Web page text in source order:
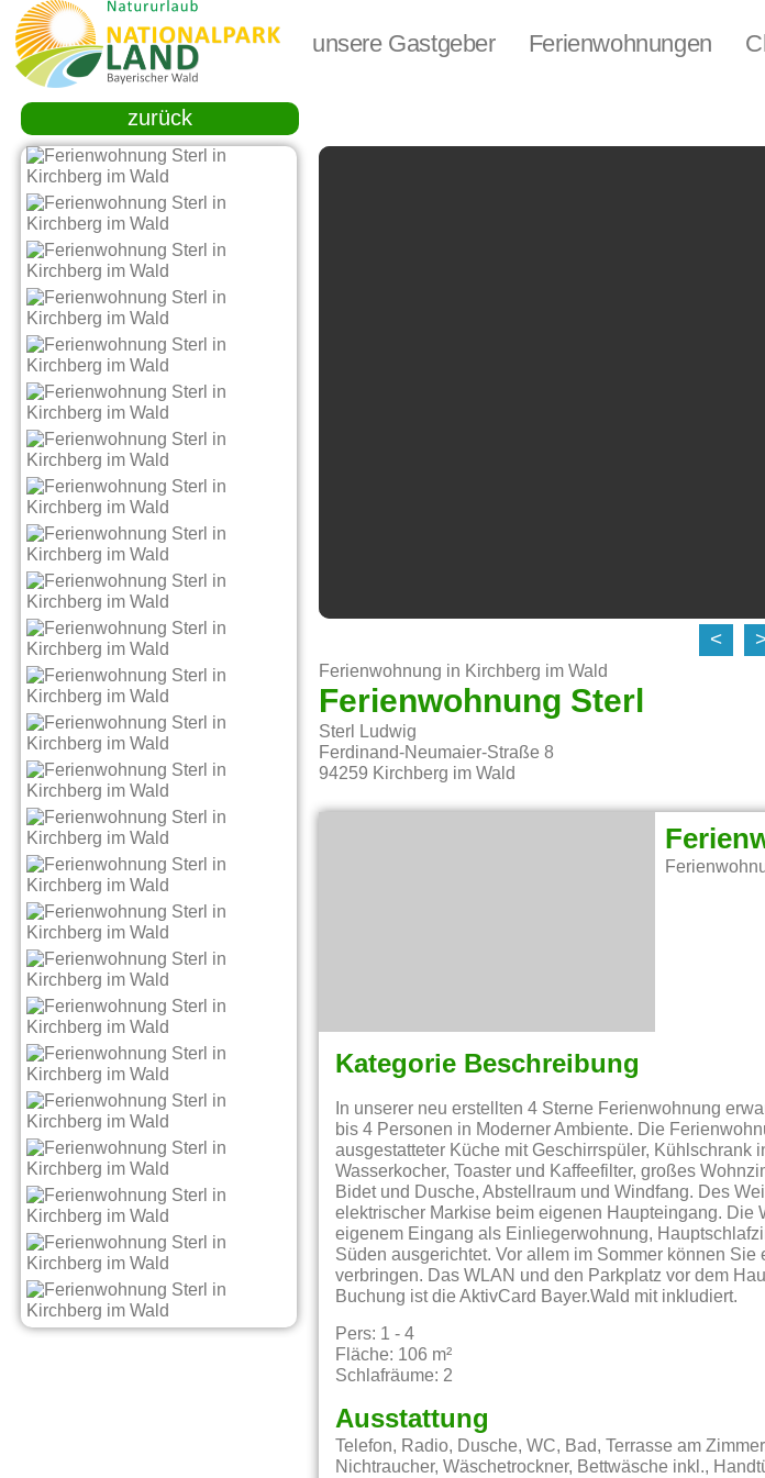
unsere Gastgeber Ferienwohnungen
zurück
<
Ferienwohnung in Kirchberg im Wald
Ferienwohnung Sterl
Sterl Ludwig
Ferdinand-Neumaier-Straße 8
94259 Kirchberg im Wald
Kategorie Beschreibung
In unserer neu erstellten 4 Sterne Ferienwohnung
bis 4 Personen in Moderner Ambiente. Die
ausgestatteter Küche mit Geschirrspüler, Kühlschrank
Wasserkocher, Toaster und Kaffeefilter, großes
Bidet und Dusche, Abstellraum und Windfang. Des
elektrischer Markise beim eigenen Haupteingang. Die
eigenem Eingang als Einliegerwohnung,
Süden ausgerichtet. Vor allem im Sommer können
verbringen. Das WLAN und den Parkplatz vor dem
Buchung ist die AktivCard Bayer.Wald mit inkludiert.
Pers: 1 - 4
Fläche: 106 m²
Schlafräume: 2
Ausstattung
Telefon, Radio, Dusche, WC, Bad, Terrasse am
Nichtraucher, Wäschetrockner, Bettwäsche inkl.,